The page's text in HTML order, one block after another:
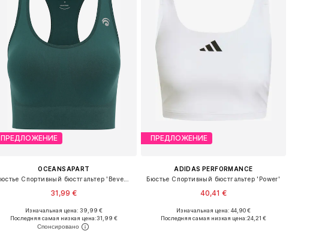
ПРЕДЛОЖЕНИЕ
OCEANSAPART
31,99 €
Доступные размеры: XS, S, M, L, XL
Добавить в корзину
Изначальная цена: 39,99 €
Последняя самая низкая цена:31,99 €
ПРЕДЛОЖЕНИЕ
ADIDAS PERFORMANCE
Бюстье Спортивный бюстгальтер 'Power'
40,41 €
Доступно множество размеров
Изначальная цена: 44,90 €
Последняя самая низкая цена:24,21 €